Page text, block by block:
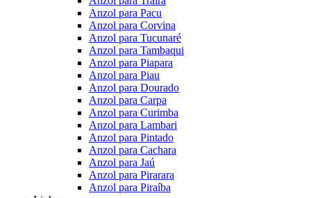
Anzol para Pacu
Anzol para Corvina
Anzol para Tucunaré
Anzol para Tambaqui
Anzol para Piapara
Anzol para Piau
Anzol para Dourado
Anzol para Carpa
Anzol para Curimba
Anzol para Lambari
Anzol para Pintado
Anzol para Cachara
Anzol para Jaú
Anzol para Pirarara
Anzol para Piraíba